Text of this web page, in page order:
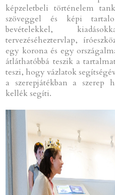
képzeletbeli történelem
szöveggel és képi
bevételekkel,
tervezéséheztervlap,
egy korona és egy
átláthatóbbá teszik a
teszi, hogy vázlatok
a szerepjátékban a szerep
kellék segíti.